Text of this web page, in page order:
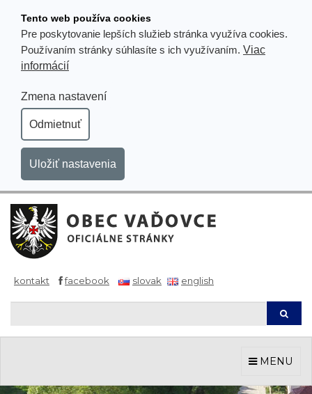
obsahu
Tento web používa cookies
Pre poskytovanie lepších služieb stránka využíva cookies.
Používaním stránky súhlasíte s ich využívaním. Viac
informácií
Zmena nastavení
Odmietnuť
Uložiť nastavenia
kontakt facebook slovak english
MENU